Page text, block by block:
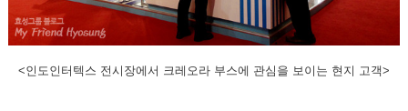
<인도인터텍스 전시장에서 크레오라 부스에 관심을 보이는 현지 고객>